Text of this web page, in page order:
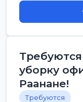
уборку
Раанане!
Требуются